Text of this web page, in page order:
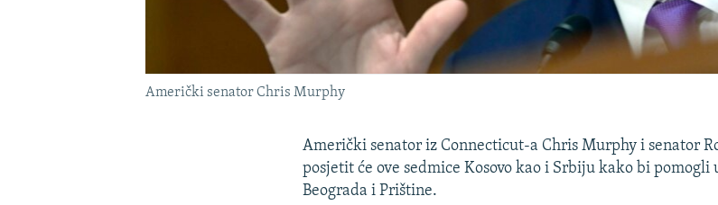
Američki senator Chris Murphy
Američki senator iz Connecticut-a Chris Murphy i senator
posjetit će ove sedmice Kosovo kao i Srbiju kako bi
Beograda i Prištine.